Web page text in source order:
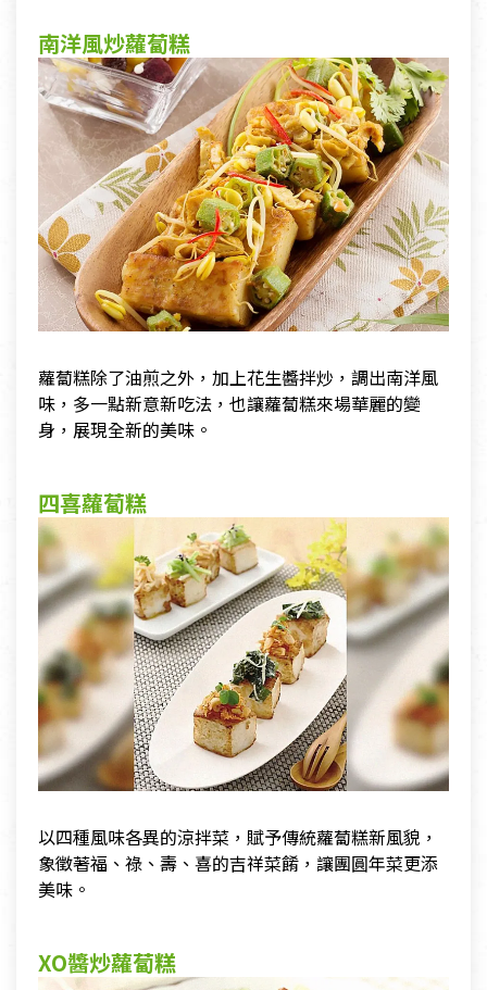
南洋風炒蘿蔔糕
蘿蔔糕除了油煎之外，加上花生醬拌炒，調出南洋風
味，多一點新意新吃法，也讓蘿蔔糕來場華麗的變
身，展現全新的美味。
四喜蘿蔔糕
以四種風味各異的涼拌菜，賦予傳統蘿蔔糕新風貌，
象徵著福、祿、壽、喜的吉祥菜餚，讓團圓年菜更添
美味。
XO醬炒蘿蔔糕